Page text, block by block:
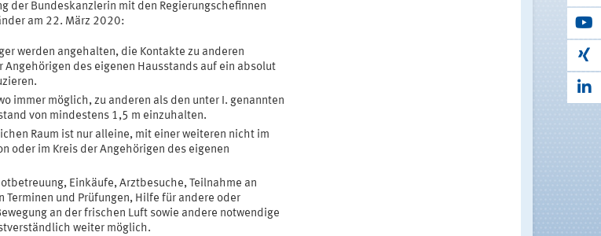
der Bundeskanzlerin mit den Regierungschefinnen
am 22. März 2020:
werden angehalten, die Kontakte zu anderen
Angehörigen des eigenen Hausstands auf ein absolut
immer möglich, zu anderen als den unter I. genannten
von mindestens 1,5 m einzuhalten.
Raum ist nur alleine, mit einer weiteren nicht im
oder im Kreis der Angehörigen des eigenen
Einkäufe, Arztbesuche, Teilnahme an
Terminen und Prüfungen, Hilfe für andere oder
an der frischen Luft sowie andere notwendige
weiter möglich.